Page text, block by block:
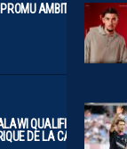
AMBITIEUX
QUALIFIÉES
DE LA CAN